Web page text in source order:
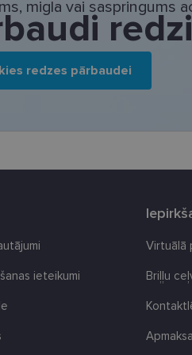
migla vai saspringums
redzi
redzes pārbaudei
ieteikumi
Virtuālā
Briļļu
Nepieciešamās
Šīs sīkdatnes
sīkdatnes identificē
tīmekļa vietne
pakalpojumus. Šīs
csrftoken